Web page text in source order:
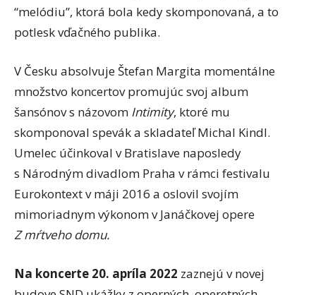
“melódiu”, ktorá bola kedy skomponovaná, a to
potlesk vďačného publika.
V Česku absolvuje Štefan Margita momentálne
množstvo koncertov promujúc svoj album
šansónov s názovom Intimity, ktoré mu
skomponoval spevák a skladateľ Michal Kindl.
Umelec účinkoval v Bratislave naposledy
s Národným divadlom Praha v rámci festivalu
Eurokontext v máji 2016 a oslovil svojím
mimoriadnym výkonom v Janáčkovej opere
Z mŕtveho domu.
Na koncerte 20. apríla 2022 zaznejú v novej